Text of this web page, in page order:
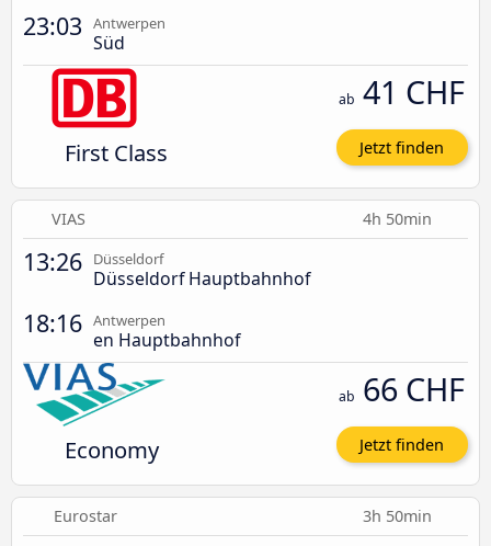
23:03 Antwerpen
Süd
First Class
ab 41 CHF
Jetzt finden
VIAS 4h 50min
13:26 Düsseldorf
Düsseldorf Hauptbahnhof
18:16 Antwerpen
en Hauptbahnhof
Economy
ab 66 CHF
Jetzt finden
Eurostar 3h 50min